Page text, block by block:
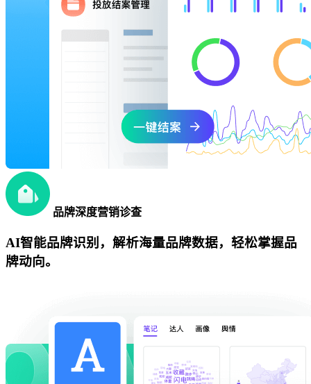
品牌深度营销诊查
AI智能品牌识别，解析海量品牌数据，轻松掌握品
牌动向。